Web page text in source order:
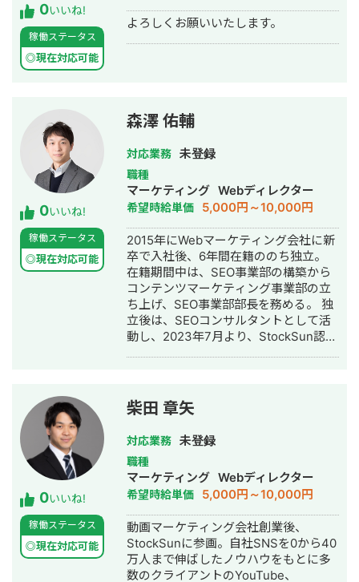
0いいね!
稼働ステータス
◎現在対応可能
よろしくお願いいたします。
0いいね!
稼働ステータス
◎現在対応可能
森澤 佑輔
対応業務 未登録
職種
マーケティング Webディレクター
希望時給単価 5,000円～10,000円
2015年にWebマーケティング会社に新
卒で入社後、6年間在籍ののち独立。
在籍期間中は、SEO事業部の構築から
コンテンツマーケティング事業部の立
ち上げ、SEO事業部部長を務める。 独
立後は、SEOコンサルタントとして活
動し、2023年7月より、StockSun認定
0いいね!
稼働ステータス
◎現在対応可能
柴田 章矢
対応業務 未登録
職種
マーケティング Webディレクター
希望時給単価 5,000円～10,000円
動画マーケティング会社創業後、
StockSunに参画。自社SNSを0から40
万人まで伸ばしたノウハウをもとに多
数のクライアントのYouTube、